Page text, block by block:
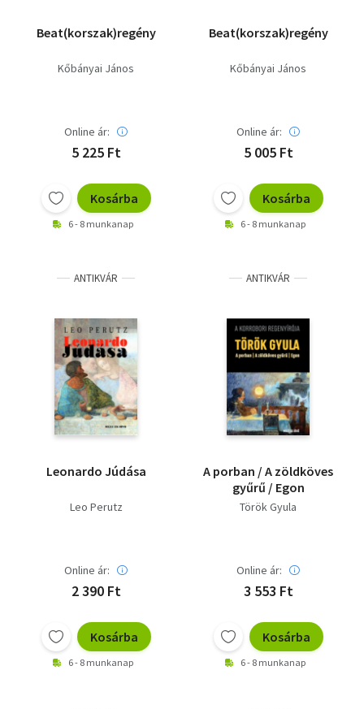
Beat(korszak)regény
Kőbányai János
Online ár:
5 225 Ft
Kosárba
6 - 8 munkanap
Beat(korszak)regény
Kőbányai János
Online ár:
5 005 Ft
Kosárba
6 - 8 munkanap
ANTIKVÁR
Leonardo Júdása
Leo Perutz
Online ár:
2 390 Ft
Kosárba
6 - 8 munkanap
ANTIKVÁR
A porban / A zöldköves
gyűrű / Egon
Török Gyula
Online ár:
3 553 Ft
Kosárba
6 - 8 munkanap